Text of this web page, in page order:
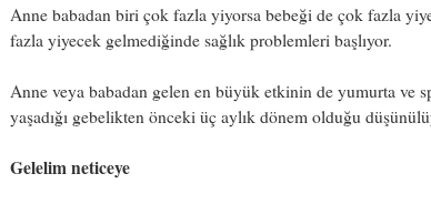
Anne babadan biri çok fazla yiyorsa bebeği de çok fazla
fazla yiyecek gelmediğinde sağlık problemleri başlıyor.
Anne veya babadan gelen en büyük etkinin de yumurta ve
yaşadığı gebelikten önceki üç aylık dönem olduğu
Gelelim neticeye